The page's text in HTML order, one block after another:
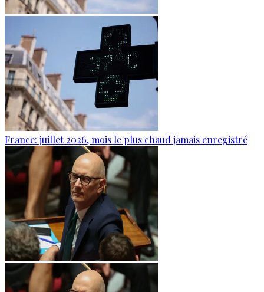
France: juillet 2026, mois le plus chaud jamais enregistré